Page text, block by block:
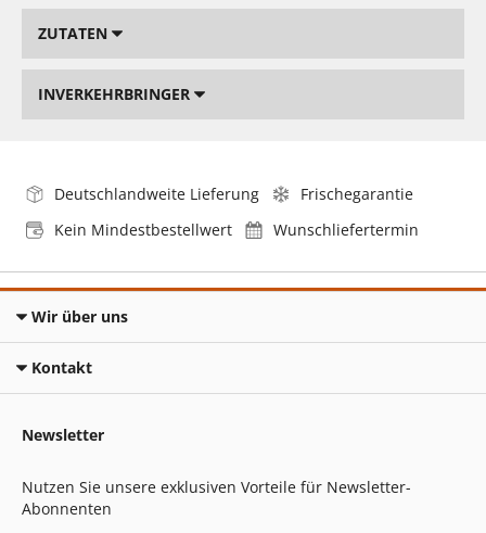
ZUTATEN
INVERKEHRBRINGER
Deutschlandweite Lieferung
Frischegarantie
Kein Mindestbestellwert
Wunschliefertermin
Wir über uns
Kontakt
Newsletter
Nutzen Sie unsere exklusiven Vorteile für Newsletter-
Abonnenten